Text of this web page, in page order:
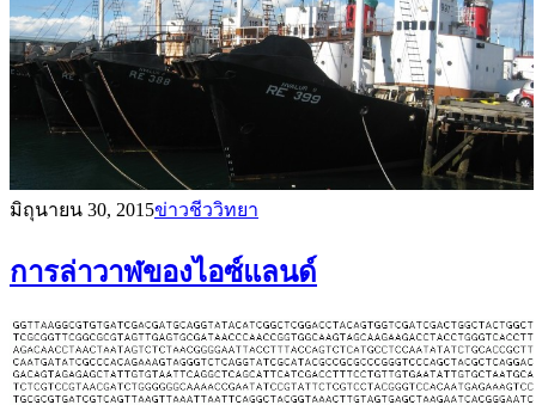
มิถุนายน 30, 2015ข่าวชีววิทยา
การล่าวาฬของไอซ์แลนด์